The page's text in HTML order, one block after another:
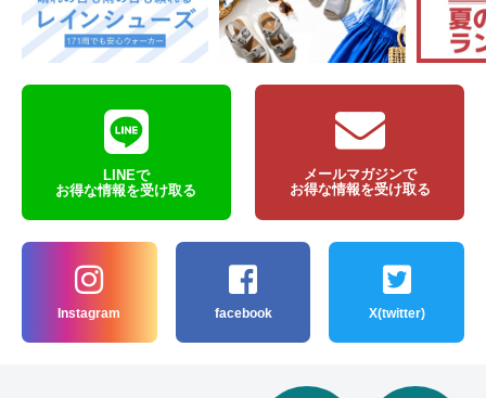
LINEで
お得な情報を受け取る
メールマガジンで
お得な情報を受け取る
Instagram facebook X(twitter)